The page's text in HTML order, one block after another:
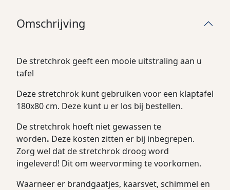
Omschrijving
De stretchrok geeft een mooie uitstraling aan u
tafel
Deze stretchrok kunt gebruiken voor een klaptafel
180x80 cm. Deze kunt u er los bij bestellen.
De stretchrok hoeft niet gewassen te
worden. Deze kosten zitten er bij inbegrepen.
Zorg wel dat de stretchrok droog word
ingeleverd! Dit om weervorming te voorkomen.
Waarneer er brandgaatjes, kaarsvet, schimmel en